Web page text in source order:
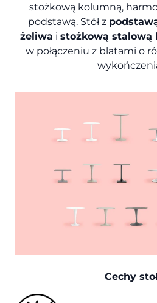
stożkową kolumną,
podstawą. Stół z
żeliwa i stożkową stalową
w połączeniu z blatami o
Cechy